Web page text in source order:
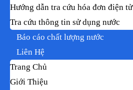
Hướng dẫn tra cứu hóa đơn điện tử
Tra cứu thông tin sử dụng nước
Báo cáo chất lượng nước
Liên Hệ
Trang Chủ
Giới Thiệu